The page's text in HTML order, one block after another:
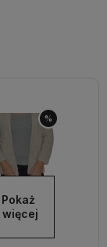
%
Pokaż
więcej